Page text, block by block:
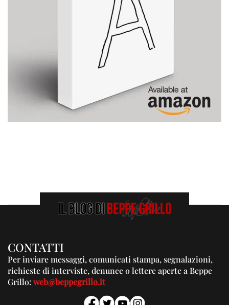
CONTATTI
Per inviare messaggi, comunicati stampa, segnalazioni,
richieste di interviste, denunce o lettere aperte a Beppe
Grillo:web@beppegrillo.it